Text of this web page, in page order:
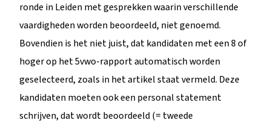
ronde in Leiden met gesprekken waarin verschillende
vaardigheden worden beoordeeld, niet genoemd.
Bovendien is het niet juist, dat kandidaten met een 8 of
hoger op het 5vwo-rapport automatisch worden
geselecteerd, zoals in het artikel staat vermeld. Deze
kandidaten moeten ook een personal statement
schrijven, dat wordt beoordeeld (= tweede